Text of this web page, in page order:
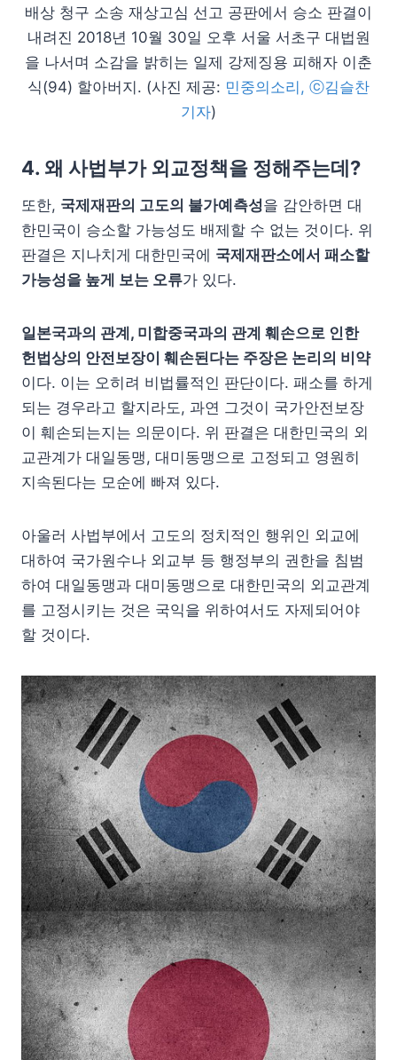
배상 청구 소송 재상고심 선고 공판에서 승소 판결이
내려진 2018년 10월 30일 오후 서울 서초구 대법원
을 나서며 소감을 밝히는 일제 강제징용 피해자 이춘
식(94) 할아버지. (사진 제공: 민중의소리, ⓒ김슬찬
기자)
4. 왜 사법부가 외교정책을 정해주는데?
또한, 국제재판의 고도의 불가예측성을 감안하면 대
한민국이 승소할 가능성도 배제할 수 없는 것이다. 위
판결은 지나치게 대한민국에 국제재판소에서 패소할
가능성을 높게 보는 오류가 있다.
일본국과의 관계, 미합중국과의 관계 훼손으로 인한
헌법상의 안전보장이 훼손된다는 주장은 논리의 비약
이다. 이는 오히려 비법률적인 판단이다. 패소를 하게
되는 경우라고 할지라도, 과연 그것이 국가안전보장
이 훼손되는지는 의문이다. 위 판결은 대한민국의 외
교관계가 대일동맹, 대미동맹으로 고정되고 영원히
지속된다는 모순에 빠져 있다.
아울러 사법부에서 고도의 정치적인 행위인 외교에
대하여 국가원수나 외교부 등 행정부의 권한을 침범
하여 대일동맹과 대미동맹으로 대한민국의 외교관계
를 고정시키는 것은 국익을 위하여서도 자제되어야
할 것이다.